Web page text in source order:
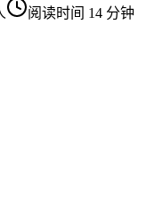
阅读时间 14 分钟